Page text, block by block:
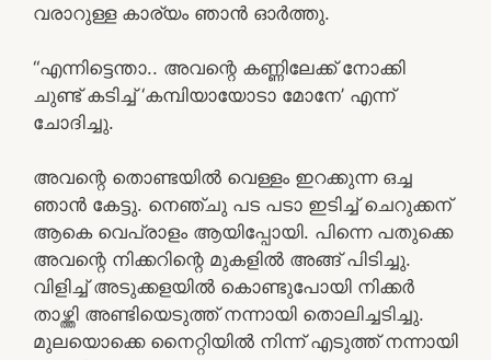
വരാറുള്ള കാര്യം ഞാൻ ഓർത്തു.
“എന്നിട്ടെന്താ.. അവന്റെ കണ്ണിലേക്ക് നോക്കി
ചുണ്ട് കടിച്ച് ‘കമ്പിയായോടാ മോനേ’ എന്ന്
ചോദിച്ചു.
അവന്റെ തൊണ്ടയിൽ വെള്ളം ഇറക്കുന്ന ഒച്ച
ഞാൻ കേട്ടു. നെഞ്ചു പട പടാ ഇടിച്ച് ചെറുക്കന്
ആകെ വെപ്രാളം ആയിപ്പോയി. പിന്നെ പതുക്കെ
അവന്റെ നിക്കറിന്റെ മുകളിൽ അങ്ങ് പിടിച്ചു.
വിളിച്ച് അടുക്കളയിൽ കൊണ്ടുപോയി നിക്കർ
താഴ്ത്തി അണ്ടിയെടുത്ത് നന്നായി തൊലിച്ചടിച്ചു.
മുലയൊക്കെ നൈറ്റിയിൽ നിന്ന് എടുത്ത് നന്നായി